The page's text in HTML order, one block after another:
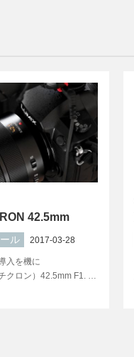
42.5mm
ル 2017-03-28
入を機に
クロン）42.5mm F1. …